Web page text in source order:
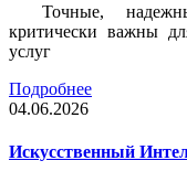
Точные,
критически важны
услуг
Подробнее
04.06.2026
Искусственный